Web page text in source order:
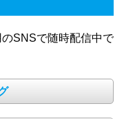
SNSで随時配信中で